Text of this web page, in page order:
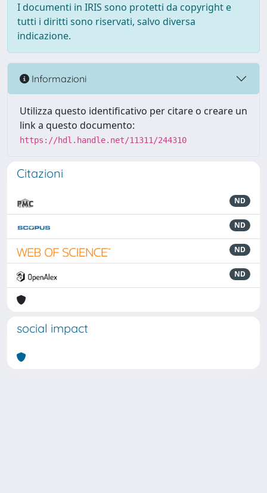
I documenti in IRIS sono protetti da copyright e
tutti i diritti sono riservati, salvo diversa
indicazione.
Informazioni
Utilizza questo identificativo per citare o creare un
link a questo documento:
https://hdl.handle.net/11311/244310
Citazioni
ND
ND
ND
ND
social impact